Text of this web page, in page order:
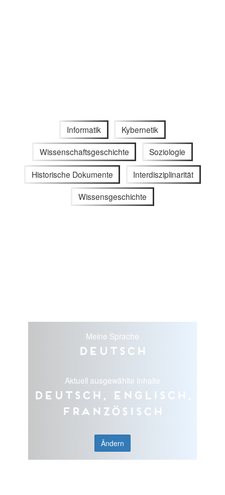
Informatik Kybernetik
Wissenschaftsgeschichte Soziologie
Historische Dokumente Interdisziplinarität
Wissensgeschichte
Meine Sprache
Deutsch
Aktuell ausgewählte Inhalte
Deutsch, Englisch,
Französisch
Ändern